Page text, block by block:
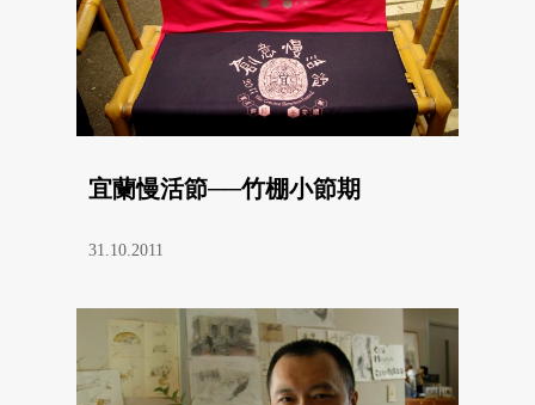
宜蘭慢活節──竹棚小節期
31.10.2011